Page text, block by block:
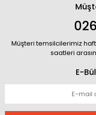
Müşteri temsilcilerimiz
saatleri
E-